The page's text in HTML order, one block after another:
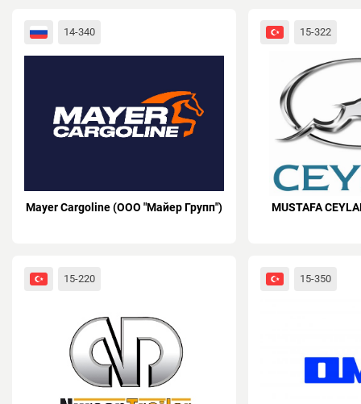
14-340
Mayer Cargoline (ООО "Майер Групп")
15-322
MUSTAFA
15-220 15-350